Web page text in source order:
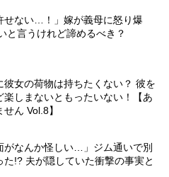
せない…！」嫁が義母に怒り爆
と言うけれど諦めるべき？
彼女の荷物は持ちたくない？ 彼を
楽しまないともったいない！【あ
ん Vol.8】
がなんか怪しい…」ジム通いで別
た!? 夫が隠していた衝撃の事実と